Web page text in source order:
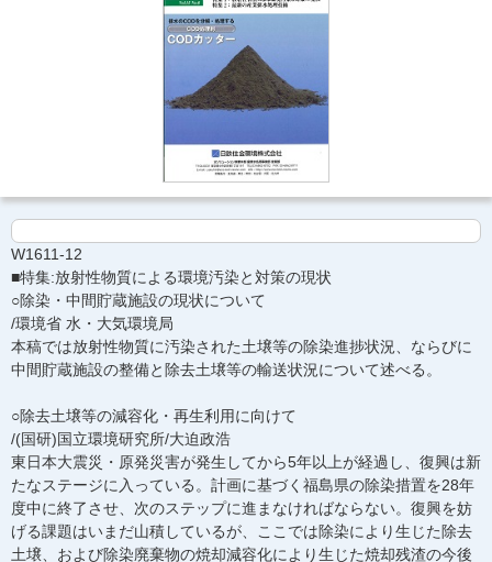
W1611-12
■特集:放射性物質による環境汚染と対策の現状
○除染・中間貯蔵施設の現状について
/環境省 水・大気環境局
本稿では放射性物質に汚染された土壌等の除染進捗状況、ならびに
中間貯蔵施設の整備と除去土壌等の輸送状況について述べる。
○除去土壌等の減容化・再生利用に向けて
/(国研)国立環境研究所/大迫政浩
東日本大震災・原発災害が発生してから5年以上が経過し、復興は新
たなステージに入っている。計画に基づく福島県の除染措置を28年
度中に終了させ、次のステップに進まなければならない。復興を妨
げる課題はいまだ山積しているが、ここでは除染により生じた除去
土壌、および除染廃棄物の焼却減容化により生じた焼却残渣の今後